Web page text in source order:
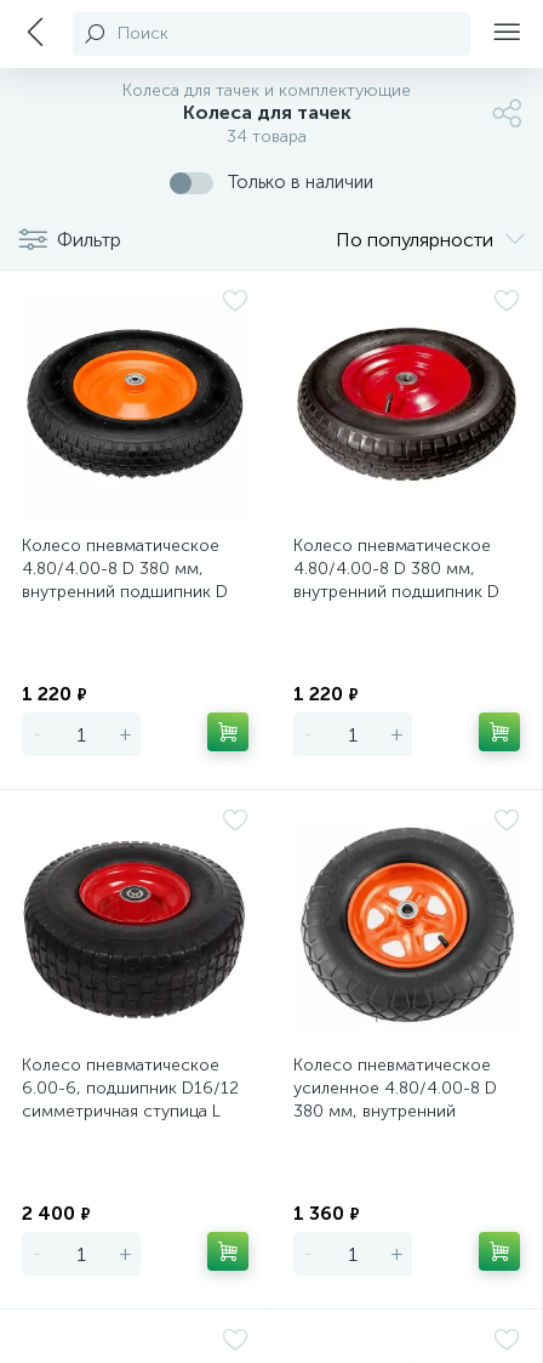
Поиск
Колеса для тачек и комплектующие
Колеса для тачек
34 товара
Только в наличии
Фильтр По популярности
Колесо пневматическое
4.80/4.00-8 D 380 мм,
внутренний подшипник D
1 220 ₽
- +
Колесо пневматическое
4.80/4.00-8 D 380 мм,
внутренний подшипник D
1 220 ₽
- +
Колесо пневматическое
6.00-6, подшипник D16/12
симметричная ступица L
2 400 ₽
- +
Колесо пневматическое
усиленное 4.80/4.00-8 D
380 мм, внутренний
1 360 ₽
- +